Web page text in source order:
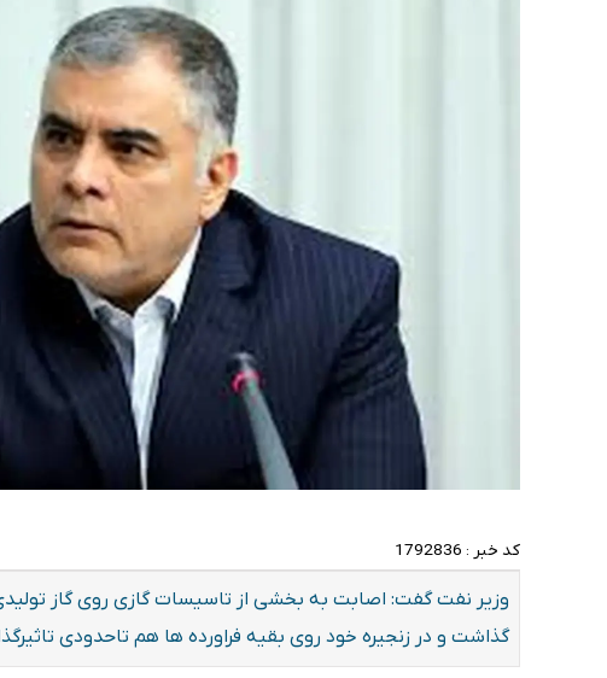
کد خبر : 1792836
وزیر نفت گفت: اصابت به بخشی از تاسیسات گازی روی گاز
گذاشت و در زنجیره خود روی بقیه فراورده ها هم تاحدودی